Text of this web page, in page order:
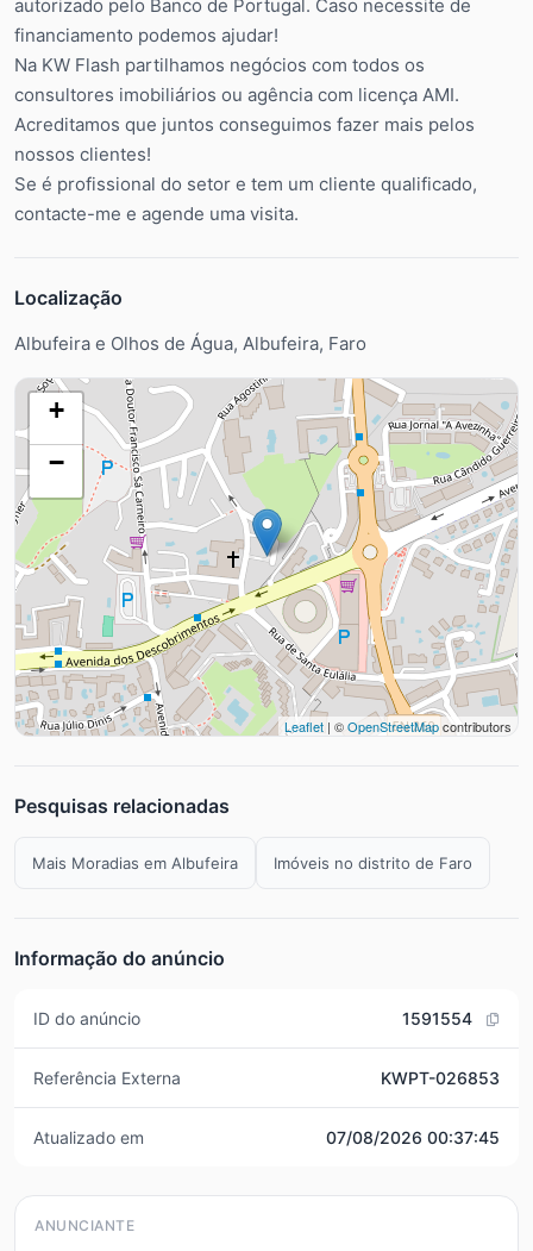
autorizado pelo Banco de Portugal. Caso necessite de
financiamento podemos ajudar!
Na KW Flash partilhamos negócios com todos os
consultores imobiliários ou agência com licença AMI.
Acreditamos que juntos conseguimos fazer mais pelos
nossos clientes!
Se é profissional do setor e tem um cliente qualificado,
contacte-me e agende uma visita.
Localização
Albufeira e Olhos de Água, Albufeira, Faro
+
−
Leaflet | ©OpenStreetMapcontributors
Pesquisas relacionadas
Mais Moradias em Albufeira Imóveis no distrito de Faro
Informação do anúncio
ID do anúncio 1591554
Referência Externa KWPT-026853
Atualizado em 07/08/2026 00:37:45
ANUNCIANTE